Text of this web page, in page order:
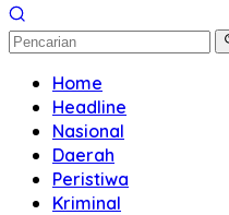
Home
Headline
Nasional
Daerah
Peristiwa
Kriminal